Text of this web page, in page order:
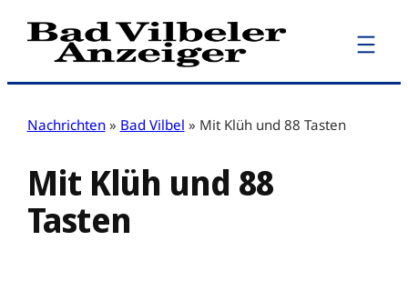
Zum
Inhalt
Nachrichten » Bad Vilbel » Mit Klüh und 88 Tasten
Mit Klüh und 88
Tasten